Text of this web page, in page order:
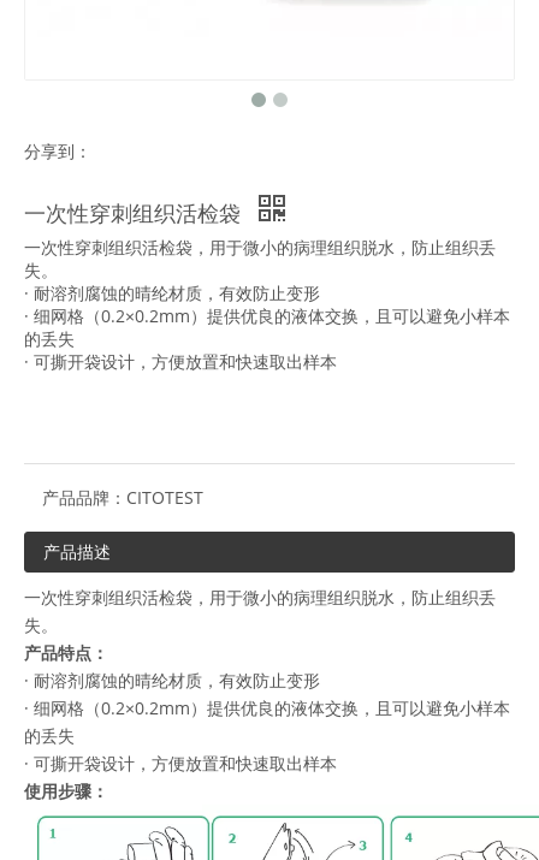
分享到：
一次性穿刺组织活检袋
一次性穿刺组织活检袋，用于微小的病理组织脱水，防止组织丢
失。
· 耐溶剂腐蚀的晴纶材质，有效防止变形
· 细网格（0.2×0.2mm）提供优良的液体交换，且可以避免小样本
的丢失
· 可撕开袋设计，方便放置和快速取出样本
产品品牌： CITOTEST
产品描述
一次性穿刺组织活检袋，用于微小的病理组织脱水，防止组织丢
失。
产品特点：
· 耐溶剂腐蚀的晴纶材质，有效防止变形
· 细网格（0.2×0.2mm）提供优良的液体交换，且可以避免小样本
的丢失
· 可撕开袋设计，方便放置和快速取出样本
使用步骤：